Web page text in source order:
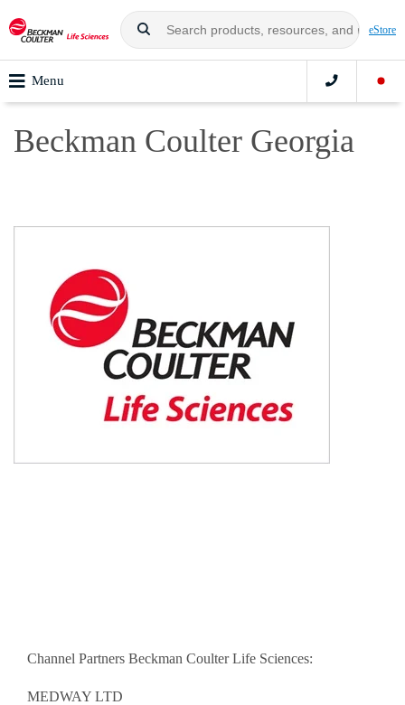
eStore
Menu
Beckman Coulter Georgia
Channel Partners Beckman Coulter Life Sciences:
MEDWAY LTD